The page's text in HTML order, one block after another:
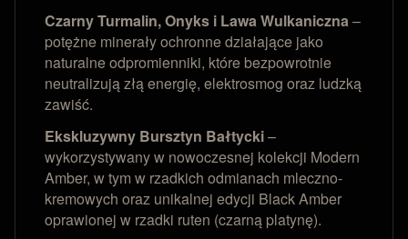
Czarny Turmalin, Onyks i Lawa Wulkaniczna–
potężne minerały ochronne działające jako
naturalne odpromienniki, które bezpowrotnie
neutralizują złą energię, elektrosmog oraz ludzką
zawiść.
Ekskluzywny Bursztyn Bałtycki–
wykorzystywany w nowoczesnej kolekcji Modern
Amber, w tym w rzadkich odmianach mleczno-
kremowych oraz unikalnej edycji Black Amber
oprawionej w rzadki ruten (czarną platynę).